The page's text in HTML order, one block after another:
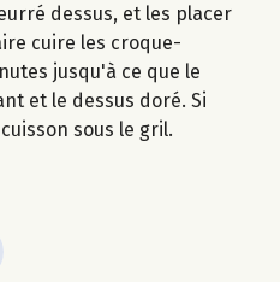
dessus, et les placer
cuire les croque-
jusqu'à ce que le
et le dessus doré. Si
sous le gril.